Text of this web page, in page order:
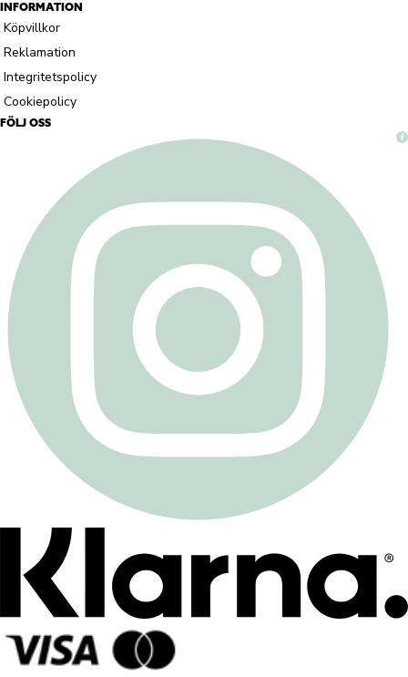
INFORMATION
Köpvillkor
Reklamation
Integritetspolicy
Cookiepolicy
FÖLJ OSS